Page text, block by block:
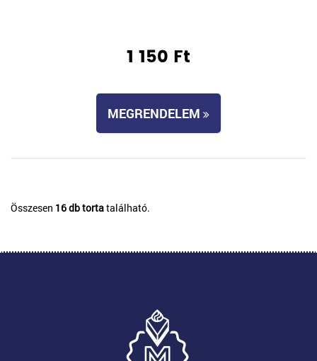
1 150 Ft
MEGRENDELEM
Összesen 16 db tortatalálható.